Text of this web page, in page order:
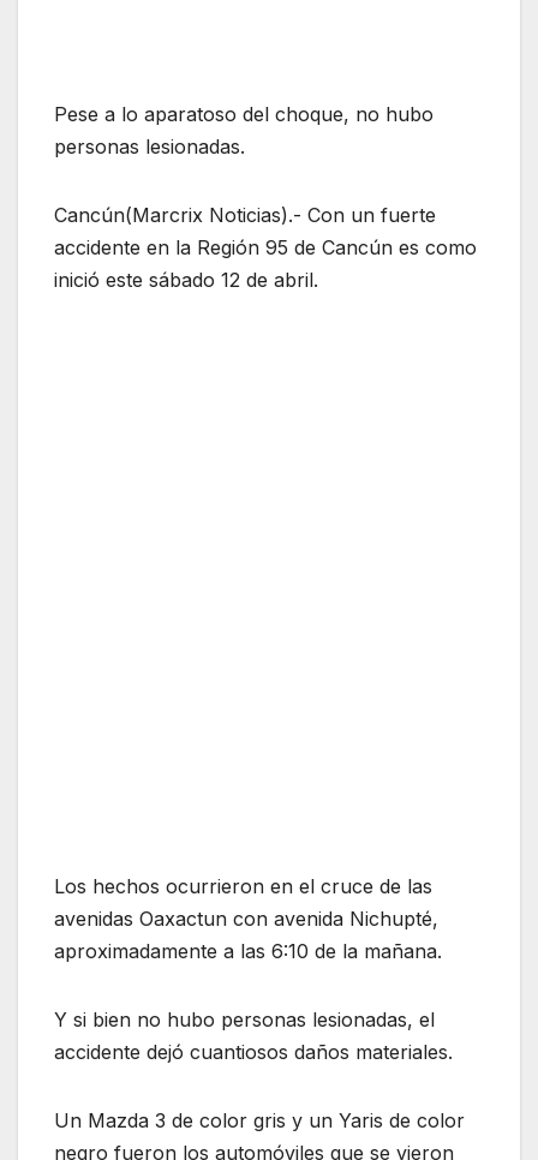
Pese a lo aparatoso del choque, no hubo
personas lesionadas.
Cancún(Marcrix Noticias).- Con un fuerte
accidente en la Región 95 de Cancún es como
inició este sábado 12 de abril.
Los hechos ocurrieron en el cruce de las
avenidas Oaxactun con avenida Nichupté,
aproximadamente a las 6:10 de la mañana.
Y si bien no hubo personas lesionadas, el
accidente dejó cuantiosos daños materiales.
Un Mazda 3 de color gris y un Yaris de color
negro fueron los automóviles que se vieron